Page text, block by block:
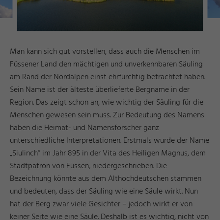
Man kann sich gut vorstellen, dass auch die Menschen im
Füssener Land den mächtigen und unverkennbaren Säuling
am Rand der Nordalpen einst ehrfürchtig betrachtet haben.
Sein Name ist der älteste überlieferte Bergname in der
Region. Das zeigt schon an, wie wichtig der Säuling für die
Menschen gewesen sein muss. Zur Bedeutung des Namens
haben die Heimat- und Namensforscher ganz
unterschiedliche Interpretationen. Erstmals wurde der Name
„Siulinch“ im Jahr 895 in der Vita des Heiligen Magnus, dem
Stadtpatron von Füssen, niedergeschrieben. Die
Bezeichnung könnte aus dem Althochdeutschen stammen
und bedeuten, dass der Säuling wie eine Säule wirkt. Nun
hat der Berg zwar viele Gesichter – jedoch wirkt er von
keiner Seite wie eine Säule. Deshalb ist es wichtig, nicht von